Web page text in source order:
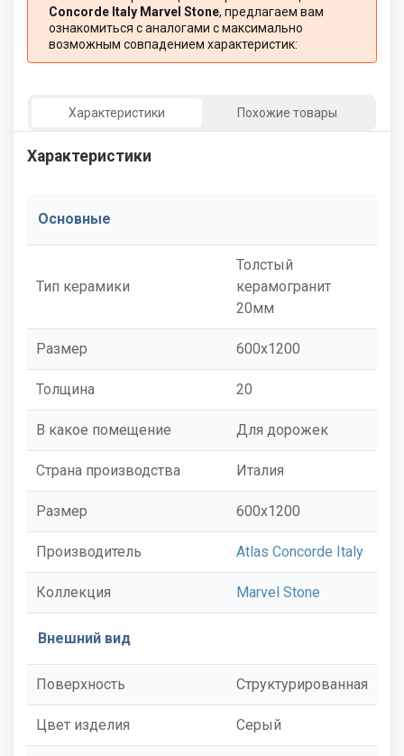
Concorde Italy Marvel Stone, предлагаем вам
ознакомиться с аналогами с максимально
возможным совпадением характеристик:
Характеристики Похожие товары
Характеристики
Основные
Тип керамики
Толстый
керамогранит
20мм
Размер 600x1200
Толщина 20
В какое помещение Для дорожек
Страна производства Италия
Размер 600x1200
Производитель Atlas Concorde Italy
Коллекция Marvel Stone
Внешний вид
Поверхность Структурированная
Цвет изделия Серый